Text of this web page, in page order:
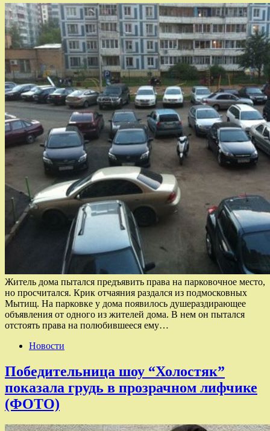
Житель дома пытался предъявить права на парковочное место,
но просчитался. Крик отчаяния раздался из подмосковных
Мытищ. На парковке у дома появилось душераздирающее
объявления от одного из жителей дома. В нем он пытался
отстоять права на полюбившееся ему…
Новости
Победительница шоу “Холостяк”
показала грудь в прозрачном лифчике
(ФОТО)